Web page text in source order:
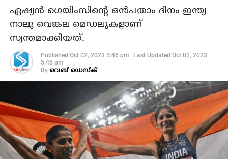
ഏഷ്യന്‍ ഗെയിംസിന്റെ ഒന്‍പതാം ദിനം ഇന്ത്യ
നാലു വെങ്കല മെഡലുകളാണ്
സ്വന്തമാക്കിയത്.
Published Oct 02, 2023 5:46 pm| Last Updated Oct 02, 2023
5:46 pm
By വെബ് ഡെസ്‌ക്